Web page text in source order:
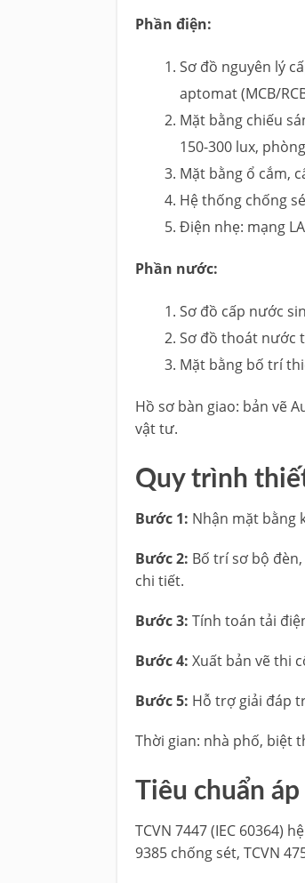
Phần điện:
Sơ đồ nguyên lý
aptomat (MCB/
Mặt bằng chiếu
150-300 lux,
Mặt bằng ổ cắm,
Hệ thống chống
Điện nhẹ: mạng
Phần nước:
Sơ đồ cấp nước
Sơ đồ thoát nước
Mặt bằng bố trí
Hồ sơ bàn giao: bản vẽ
vật tư.
Quy trình
Bước 1: Nhận mặt bằng
Bước 2: Bố trí sơ bộ
chi tiết.
Bước 3: Tính toán tải
Bước 4: Xuất bản vẽ thi
Bước 5: Hỗ trợ giải đáp
Thời gian: nhà phố, biệt
Tiêu chuẩn
TCVN 7447 (IEC 60364)
9385 chống sét, TCVN